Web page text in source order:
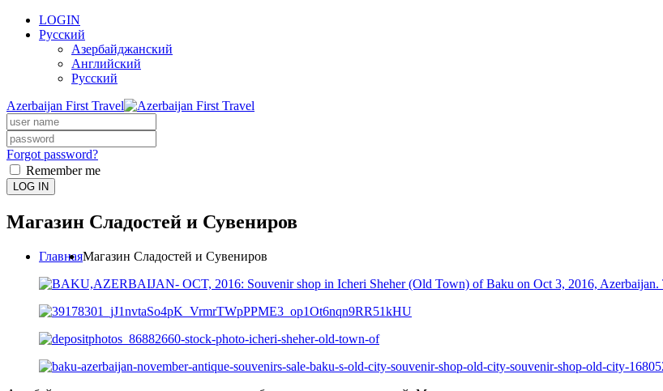
LOGIN
Русский
Азербайджанский
Английский
Русский
Azerbaijan First Travel
Forgot password?
Remember me
LOG IN
Магазин Сладостей и Сувениров
ГлавнаяМагазин Сладостей и Сувениров